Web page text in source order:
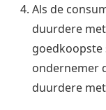
Als de
duurdere
ondernemer
duurdere